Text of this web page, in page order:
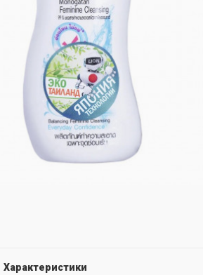
Характеристики